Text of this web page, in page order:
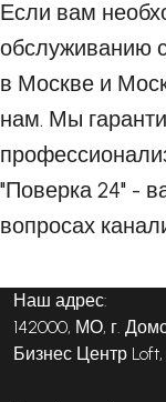
Если вам
обслуживанию
в Москве и
нам. Мы
"Поверка 24" -
вопросах
Наш адрес:
142000, МО, г.
Бизнес Центр